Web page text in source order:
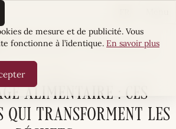
alimentaire : ces innovations qui
TERRE MÈRE
alimentaire : ces
qui transforment les
de mesure et de publicité. Vous
fonctionne à l’identique. En savoir plus